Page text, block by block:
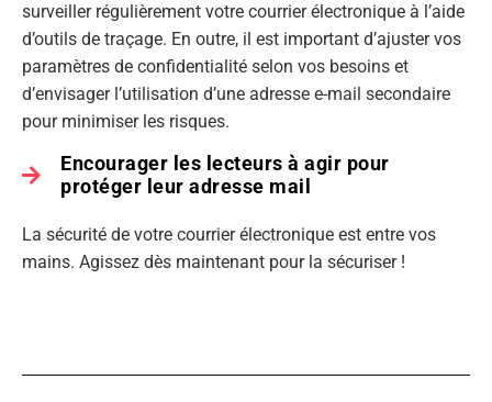
surveiller régulièrement votre courrier électronique à l’aide
d’outils de traçage. En outre, il est important d’ajuster vos
paramètres de confidentialité selon vos besoins et
d’envisager l’utilisation d’une adresse e-mail secondaire
pour minimiser les risques.
Encourager les lecteurs à agir pour
protéger leur adresse mail
La sécurité de votre courrier électronique est entre vos
mains. Agissez dès maintenant pour la sécuriser !